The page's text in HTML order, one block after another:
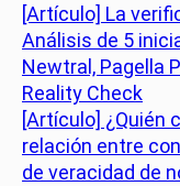
[Artículo] La
Análisis de 5
Newtral, Pagella
Reality Check
[Artículo] ¿Quién
relación entre
de veracidad de